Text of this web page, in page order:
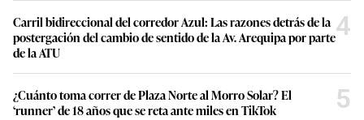
Carril bidireccional del corredor Azul: Las razones detrás de la
postergación del cambio de sentido de la Av. Arequipa por parte
de la ATU
4
¿Cuánto toma correr de Plaza Norte al Morro Solar? El
‘runner’ de 18 años que se reta ante miles en TikTok
5